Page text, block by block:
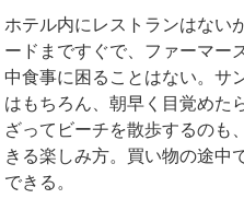
ホテル内にレストランはない
ードまですぐで、ファーマー
中食事に困ることはない。サ
はもちろん、朝早く目覚めた
ざってビーチを散歩するのも
きる楽しみ方。買い物の途中
できる。